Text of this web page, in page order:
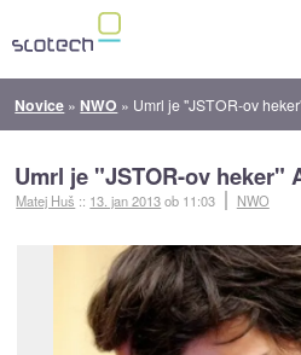
Novice » NWO » Umrl je "JSTOR-ov
Umrl je "JSTOR-ov heker"
Matej Huš :: 13. jan 2013ob 11:03 NWO